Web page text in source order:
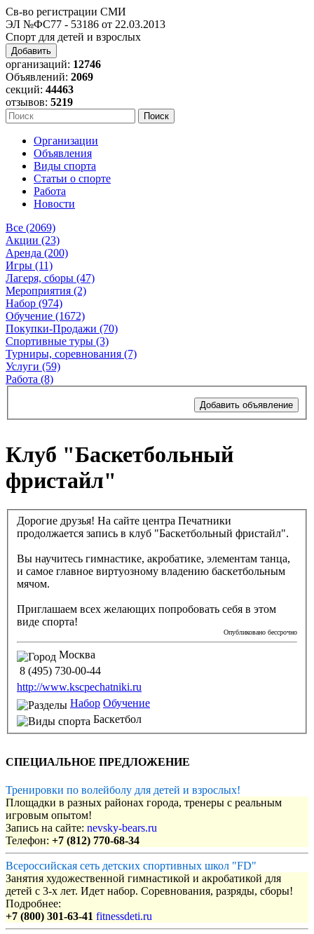
Св-во регистрации СМИ
ЭЛ №ФС77 - 53186 от 22.03.2013
Спорт для детей и взрослых
Добавить
организаций: 12746
Объявлений: 2069
секций: 44463
отзывов: 5219
Организации
Объявления
Виды спорта
Статьи о спорте
Работа
Новости
Все (2069)
Акции (23)
Аренда (200)
Игры (11)
Лагеря, сборы (47)
Мероприятия (2)
Набор (974)
Обучение (1672)
Покупки-Продажи (70)
Спортивные туры (3)
Турниры, соревнования (7)
Услуги (59)
Работа (8)
Добавить объявление
Клуб "Баскетбольный
фристайл"
Дорогие друзья! На сайте центра Печатники
продолжается запись в клуб "Баскетбольный фристайл".
Вы научитесь гимнастике, акробатике, элементам танца,
и самое главное виртуозному владению баскетбольным
мячом.
Приглашаем всех желающих попробовать себя в этом
виде спорта!
Опубликовано бессрочно
Москва
8 (495) 730-00-44
http://www.kscpechatniki.ru
Набор Обучение
Баскетбол
СПЕЦИАЛЬНОЕ ПРЕДЛОЖЕНИЕ
Тренировки по волейболу для детей и взрослых!
Площадки в разных районах города, тренеры с реальным
игровым опытом!
Запись на сайте: nevsky-bears.ru
Телефон: +7 (812) 770-68-34
Всероссийская сеть детских спортивных школ "FD"
Занятия художественной гимнастикой и акробатикой для
детей с 3-х лет. Идет набор. Соревнования, разряды, сборы!
Подробнее:
+7 (800) 301-63-41 fitnessdeti.ru